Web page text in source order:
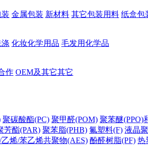
金属包装 新材料 其它包装用料 纸盒包
涤 化妆化学用品 毛发用化学品
作 OEM及其它其它
聚碳酸酯(PC) 聚甲醛(POM) 聚苯醚(PPO)
芳酯(PAR) 聚苯脂(PHB) 氟塑料(F) 液晶
烯/苯乙烯共聚物(AES) 酚醛树脂(PF) 热